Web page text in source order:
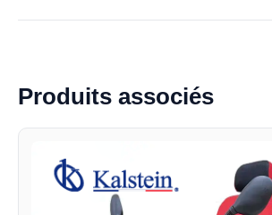
Produits associés